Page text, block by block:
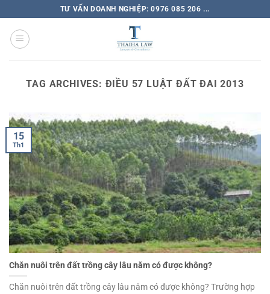
TƯ VẤN DOANH NGHIỆP: 0976 085 206 ...
TAG ARCHIVES: ĐIỀU 57 LUẬT ĐẤT ĐAI 2013
Chăn nuôi trên đất trồng cây lâu năm có được không?
Chăn nuôi trên đất trồng cây lâu năm có được không? Trường hợp
15
Th1